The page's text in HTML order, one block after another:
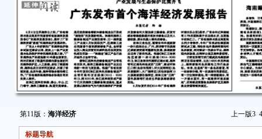
第11版： 海洋经济 上一版3 4
标题导航